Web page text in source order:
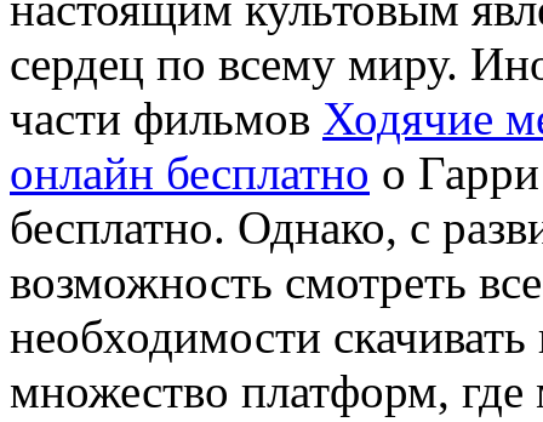
сердец по всему миру.
части фильмов Ходячие
онлайн бесплатно о
бесплатно. Однако, с
возможность смотреть
необходимости
множество платформ,